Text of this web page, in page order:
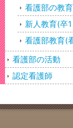
看護部の教
新人教育(卒
看護部教育(
看護部の活動
認定看護師